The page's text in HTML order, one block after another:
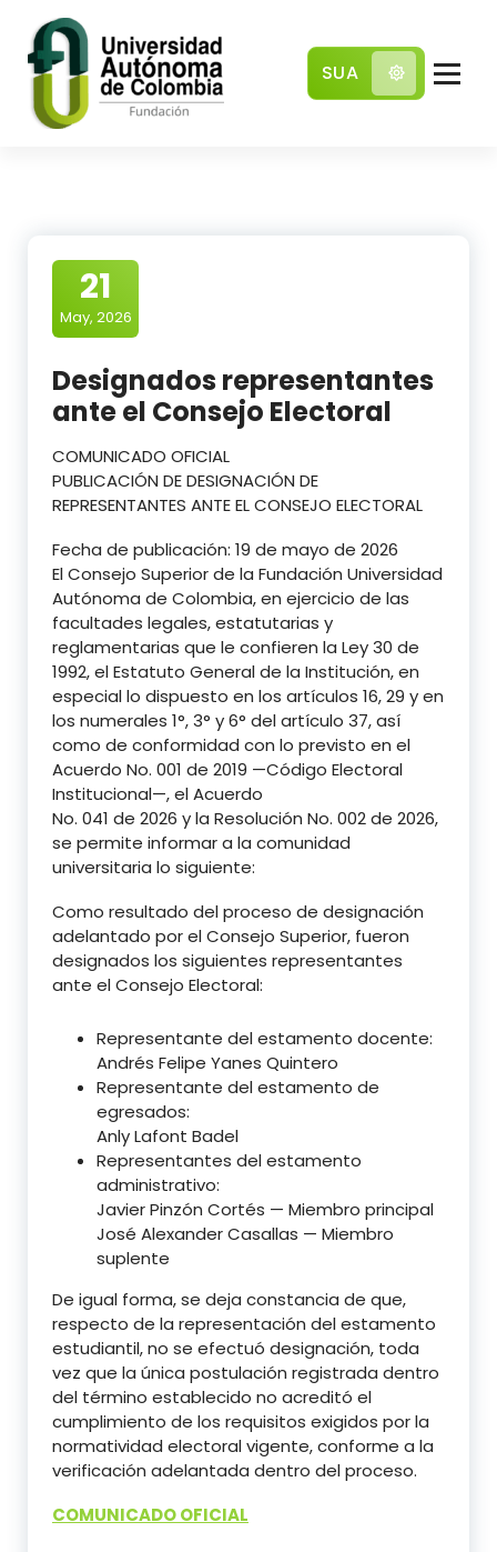
SUA
21
May, 2026
Designados representantes
ante el Consejo Electoral
COMUNICADO OFICIAL
PUBLICACIÓN DE DESIGNACIÓN DE
REPRESENTANTES ANTE EL CONSEJO ELECTORAL
Fecha de publicación: 19 de mayo de 2026
El Consejo Superior de la Fundación Universidad
Autónoma de Colombia, en ejercicio de las
facultades legales, estatutarias y
reglamentarias que le confieren la Ley 30 de
1992, el Estatuto General de la Institución, en
especial lo dispuesto en los artículos 16, 29 y en
los numerales 1°, 3° y 6° del artículo 37, así
como de conformidad con lo previsto en el
Acuerdo No. 001 de 2019 —Código Electoral
Institucional—, el Acuerdo
No. 041 de 2026 y la Resolución No. 002 de 2026,
se permite informar a la comunidad
universitaria lo siguiente:
Como resultado del proceso de designación
adelantado por el Consejo Superior, fueron
designados los siguientes representantes
ante el Consejo Electoral:
Representante del estamento docente:
Andrés Felipe Yanes Quintero
Representante del estamento de
egresados:
Anly Lafont Badel
Representantes del estamento
administrativo:
Javier Pinzón Cortés — Miembro principal
José Alexander Casallas — Miembro
suplente
De igual forma, se deja constancia de que,
respecto de la representación delestamento
estudiantil, no se efectuó designación, toda
vez que la única postulación registrada dentro
del término establecido no acreditó el
cumplimiento de los requisitos exigidos por la
normatividad electoral vigente, conforme a la
verificación adelantada dentro del proceso.
COMUNICADO OFICIAL